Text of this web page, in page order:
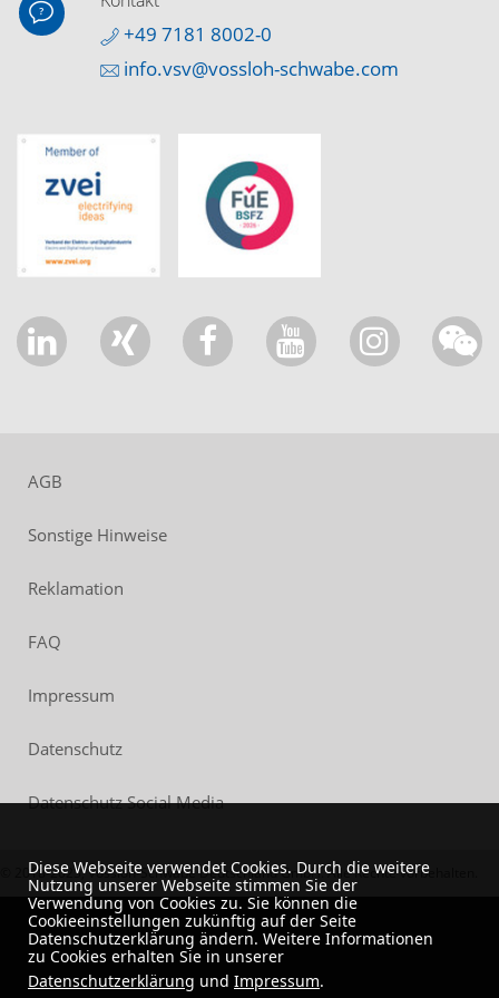
+49 7181 8002-0
info.vsv@vossloh-schwabe.com
AGB
Sonstige Hinweise
Reklamation
FAQ
Impressum
Datenschutz
Datenschutz Social Media
© 2018-2023, Vossloh-Schwabe Deutschland GmbH. Alle Rechte vorbehalten.
Diese Webseite verwendet Cookies. Durch die weitere
Nutzung unserer Webseite stimmen Sie der
Verwendung von Cookies zu. Sie können die
Cookieeinstellungen zukünftig auf der Seite
Datenschutzerklärung ändern. Weitere Informationen
zu Cookies erhalten Sie in unserer
Datenschutzerklärung und Impressum.